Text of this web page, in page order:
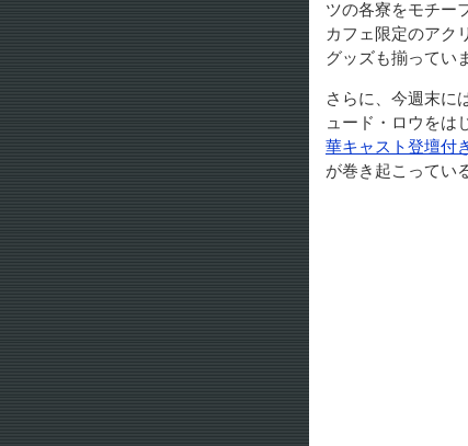
ツの各寮をモチー
カフェ限定のアク
グッズも揃ってい
さらに、今週末に
ュード・ロウをは
華キャスト登壇付
が巻き起こってい